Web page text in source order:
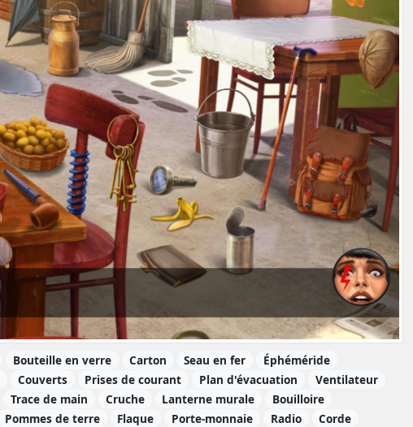
Bouteille en verre Carton Seau en fer
Éphéméride
Couverts Prises de courant Plan d'évacuation
Ventilateur
Trace de main Cruche Lanterne murale
Bouilloire
Pommes de terre Flaque Porte-monnaie Radio
Corde